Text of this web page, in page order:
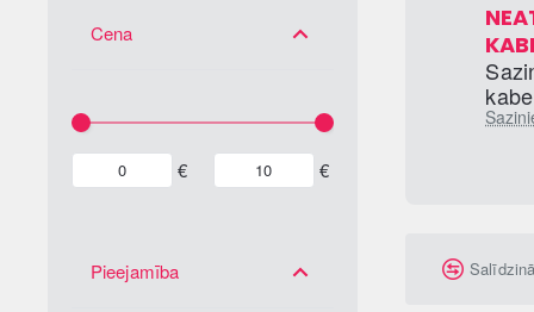
Cena
€ €
Pieejamība